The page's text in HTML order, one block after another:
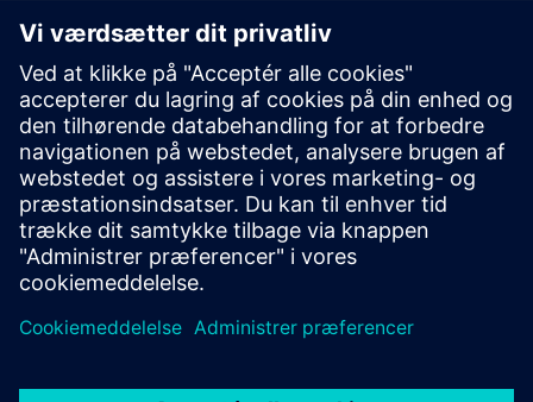
Yderligere oplysninger og
ressourcer
Læs mere om Sustainability
Forudsætninger
ingen